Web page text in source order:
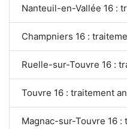
Nanteuil-en-Vallée 16 :
Champniers 16 :
Ruelle-sur-Touvre 16 :
Touvre 16 : traitement
Magnac-sur-Touvre 16